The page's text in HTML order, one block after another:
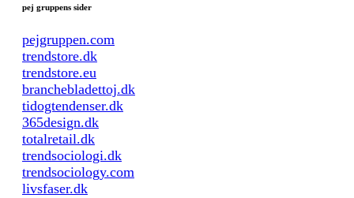
pej gruppens sider
pejgruppen.com
trendstore.dk
trendstore.eu
branchebladettoj.dk
tidogtendenser.dk
365design.dk
totalretail.dk
trendsociologi.dk
trendsociology.com
livsfaser.dk